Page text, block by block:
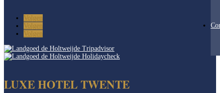
Volgen
Volgen
Volgen
LUXE HOTEL TWENTE